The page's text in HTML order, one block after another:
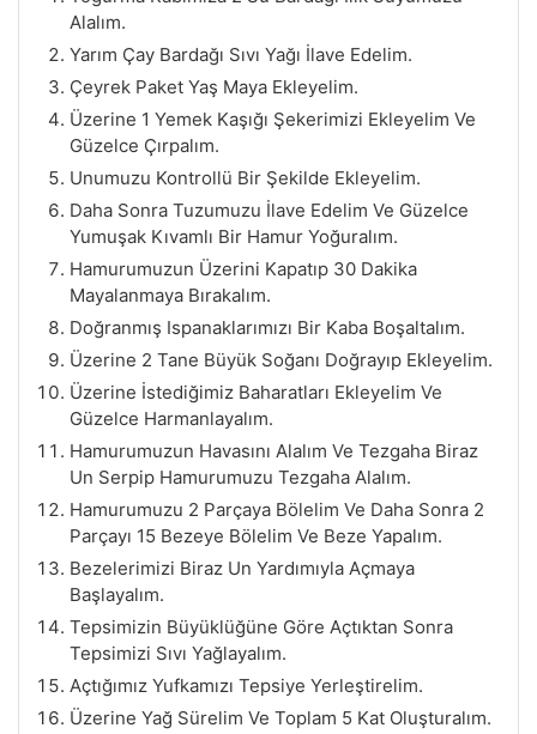
Alalım.
Yarım Çay Bardağı Sıvı Yağı İlave Edelim.
Çeyrek Paket Yaş Maya Ekleyelim.
Üzerine 1 Yemek Kaşığı Şekerimizi Ekleyelim Ve
Güzelce Çırpalım.
Unumuzu Kontrollü Bir Şekilde Ekleyelim.
Daha Sonra Tuzumuzu İlave Edelim Ve Güzelce
Yumuşak Kıvamlı Bir Hamur Yoğuralım.
Hamurumuzun Üzerini Kapatıp 30 Dakika
Mayalanmaya Bırakalım.
Doğranmış Ispanaklarımızı Bir Kaba Boşaltalım.
Üzerine 2 Tane Büyük Soğanı Doğrayıp Ekleyelim.
Üzerine İstediğimiz Baharatları Ekleyelim Ve
Güzelce Harmanlayalım.
Hamurumuzun Havasını Alalım Ve Tezgaha Biraz
Un Serpip Hamurumuzu Tezgaha Alalım.
Hamurumuzu 2 Parçaya Bölelim Ve Daha Sonra 2
Parçayı 15 Bezeye Bölelim Ve Beze Yapalım.
Bezelerimizi Biraz Un Yardımıyla Açmaya
Başlayalım.
Tepsimizin Büyüklüğüne Göre Açtıktan Sonra
Tepsimizi Sıvı Yağlayalım.
Açtığımız Yufkamızı Tepsiye Yerleştirelim.
Üzerine Yağ Sürelim Ve Toplam 5 Kat Oluşturalım.